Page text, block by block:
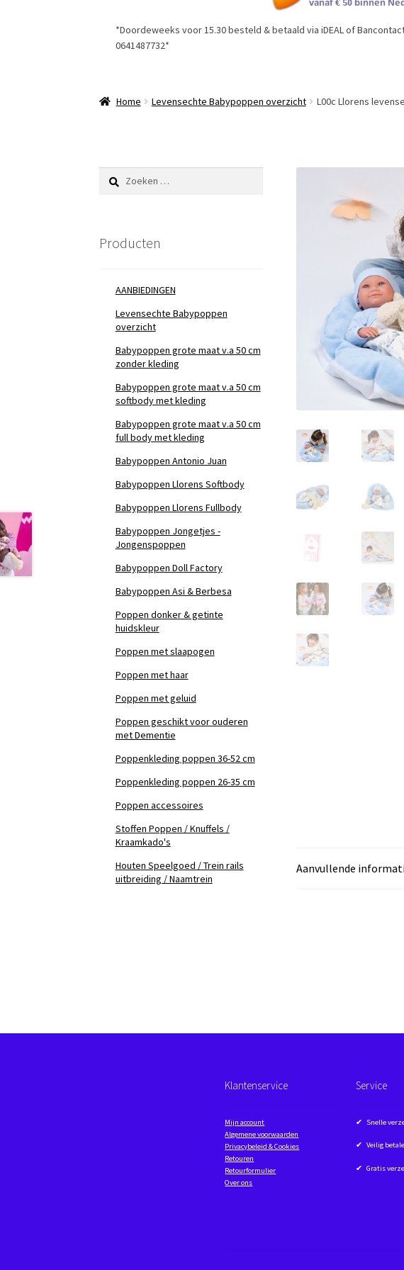
*Doordeweeks voor 15.30 besteld & betaald via iDEAL of
0641487732*
Home Levensechte Babypoppen overzicht L00c Llorens
Aanvullende
Zoeken
naar:
Producten
AANBIEDINGEN
Levensechte Babypoppen
overzicht
Babypoppen grote maat v.a 50 cm
zonder kleding
Babypoppen grote maat v.a 50 cm
softbody met kleding
Babypoppen grote maat v.a 50 cm
full body met kleding
Babypoppen Antonio Juan
Babypoppen Llorens Softbody
Babypoppen Llorens Fullbody
Babypoppen Jongetjes -
Jongenspoppen
Babypoppen Doll Factory
Babypoppen Asi & Berbesa
Poppen donker & getinte
huidskleur
Poppen met slaapogen
Poppen met haar
Poppen met geluid
Poppen geschikt voor ouderen
met Dementie
Poppenkleding poppen 36-52 cm
Poppenkleding poppen 26-35 cm
Poppen accessoires
Stoffen Poppen / Knuffels /
Kraamkado's
Houten Speelgoed / Trein rails
uitbreiding / Naamtrein
Klantenservice
Mijn account
Algemene voorwaarden
Privacybeleid & Cookies
Retouren
Retourformulier
Over ons
Service
✔ Snelle
✔ Veilig
✔ Gratis